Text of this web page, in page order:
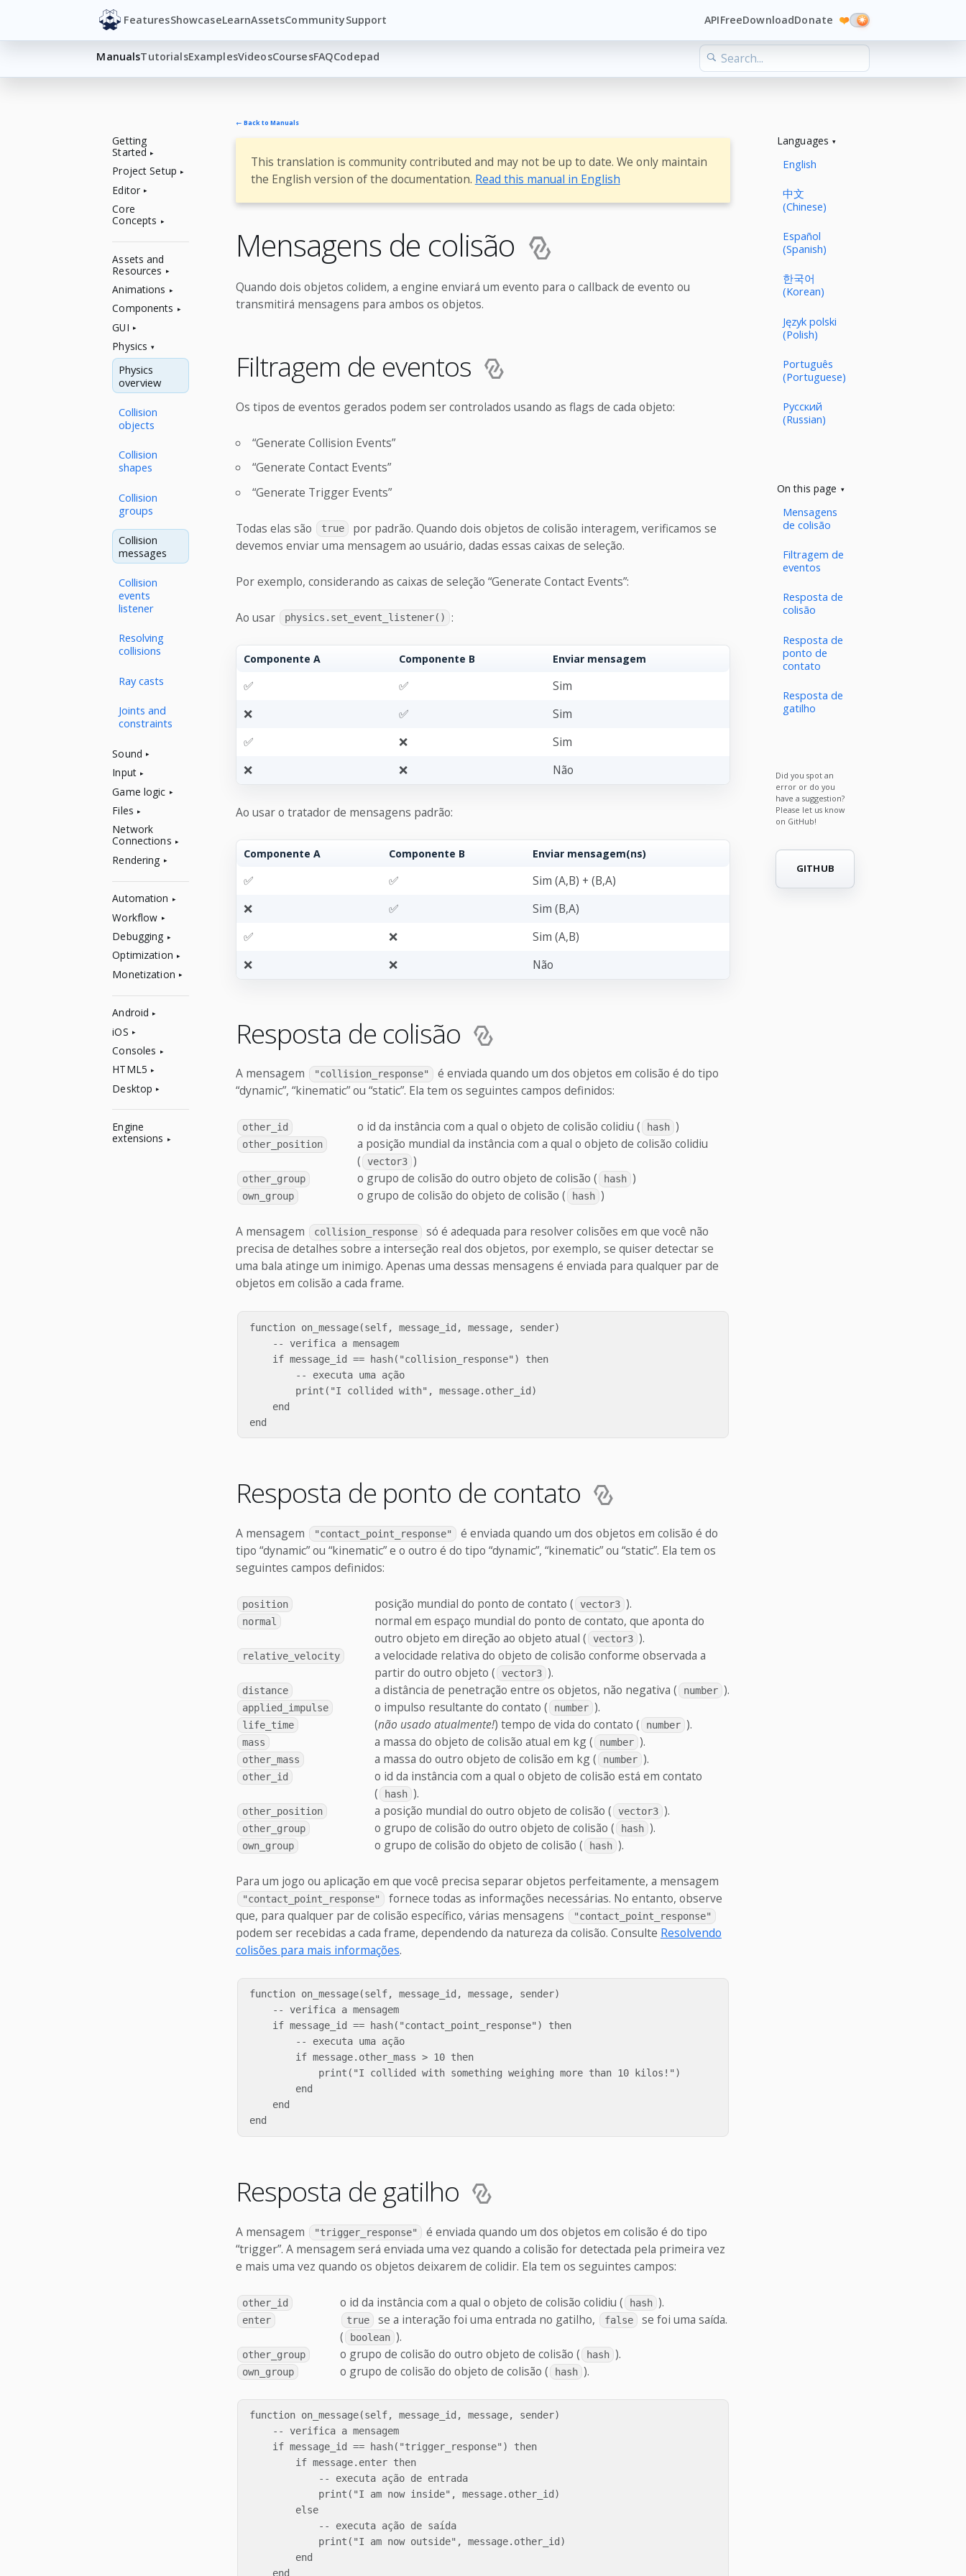
FeaturesShowcaseLearnAssetsCommunitySupport APIFreeDownloadDonate ❤️
ManualsTutorialsExamplesVideosCoursesFAQCodepad
Getting
Started
Project Setup
Editor
Core
Concepts
Assets and
Resources
Animations
Components
GUI
Physics
Physics
overview
Collision
objects
Collision
shapes
Collision
groups
Collision
messages
Collision
events
listener
Resolving
collisions
Ray casts
Joints and
constraints
Sound
Input
Game logic
Files
Network
Connections
Rendering
Automation
Workflow
Debugging
Optimization
Monetization
Android
iOS
Consoles
HTML5
Desktop
Engine
extensions
← Back to Manuals
This translation is community contributed and may not be up to date. We only maintain
the English version of the documentation. Read this manual in English
Mensagens de colisão
Quando dois objetos colidem, a engine enviará um evento para o callback de evento ou
transmitirá mensagens para ambos os objetos.
Filtragem de eventos
Os tipos de eventos gerados podem ser controlados usando as flags de cada objeto:
“Generate Collision Events”
“Generate Contact Events”
“Generate Trigger Events”
Todas elas são true
por padrão. Quando dois objetos de colisão interagem, verificamos se
devemos enviar uma mensagem ao usuário, dadas essas caixas de seleção.
Por exemplo, considerando as caixas de seleção “Generate Contact Events”:
Ao usar physics.set_event_listener() :
Componente A Componente B Enviar mensagem
✅︎ ✅︎
Sim
❌
✅︎
Sim
✅︎
❌
Sim
❌
❌ Não
Ao usar o tratador de mensagens padrão:
Componente A Componente B Enviar mensagem(ns)
✅︎ ✅︎
Sim (A,B) + (B,A)
❌
✅︎
Sim (B,A)
✅︎
❌
Sim (A,B)
❌
❌ Não
Resposta de colisão
A mensagem "collision_response"
é enviada quando um dos objetos em colisão é do tipo
“dynamic”, “kinematic” ou “static”. Ela tem os seguintes campos definidos:
other_id o id da instância com a qual o objeto de colisão colidiu ( hash )
other_position
a posição mundial da instância com a qual o objeto de colisão colidiu
(
vector3 )
other_group o grupo de colisão do outro objeto de colisão ( hash )
own_group o grupo de colisão do objeto de colisão ( hash )
A mensagem collision_response
só é adequada para resolver colisões em que você não
precisa de detalhes sobre a interseção real dos objetos, por exemplo, se quiser detectar se
uma bala atinge um inimigo. Apenas uma dessas mensagens é enviada para qualquer par de
objetos em colisão a cada frame.
function on_message(self, message_id, message, sender)
    -- verifica a mensagem
    if message_id == hash("collision_response") then
        -- executa uma ação
        print("I collided with", message.other_id)
    end
Resposta de ponto de contato
A mensagem "contact_point_response"
é enviada quando um dos objetos em colisão é do
tipo “dynamic” ou “kinematic” e o outro é do tipo “dynamic”, “kinematic” ou “static”. Ela tem os
seguintes campos definidos:
position posição mundial do ponto de contato ( vector3 ).
normal
normal em espaço mundial do ponto de contato, que aponta do
outro objeto em direção ao objeto atual (
vector3 ).
relative_velocity
a velocidade relativa do objeto de colisão conforme observada a
partir do outro objeto (
vector3 ).
distance a distância de penetração entre os objetos, não negativa ( number ).
applied_impulse o impulso resultante do contato ( number ).
life_time (não usado atualmente!) tempo de vida do contato ( number ).
mass a massa do objeto de colisão atual em kg ( number ).
other_mass a massa do outro objeto de colisão em kg ( number ).
other_id
o id da instância com a qual o objeto de colisão está em contato
(
hash ).
other_position a posição mundial do outro objeto de colisão ( vector3 ).
other_group o grupo de colisão do outro objeto de colisão ( hash ).
own_group o grupo de colisão do objeto de colisão ( hash ).
Para um jogo ou aplicação em que você precisa separar objetos perfeitamente, a mensagem
"contact_point_response"
fornece todas as informações necessárias. No entanto, observe
que, para qualquer par de colisão específico, várias mensagens
"contact_point_response"
podem ser recebidas a cada frame, dependendo da natureza da colisão. Consulte Resolvendo
colisões para mais informações.
function on_message(self, message_id, message, sender)
    -- verifica a mensagem
    if message_id == hash("contact_point_response") then
        -- executa uma ação
        if message.other_mass > 10 then
            print("I collided with something weighing more than 10 kilos!")
        end
    end
Resposta de gatilho
A mensagem "trigger_response"
é enviada quando um dos objetos em colisão é do tipo
“trigger”. A mensagem será enviada uma vez quando a colisão for detectada pela primeira vez
e mais uma vez quando os objetos deixarem de colidir. Ela tem os seguintes campos:
other_id o id da instância com a qual o objeto de colisão colidiu ( hash ).
enter true se a interação foi uma entrada no gatilho, false
se foi uma saída.
(
boolean ).
other_group o grupo de colisão do outro objeto de colisão ( hash ).
own_group o grupo de colisão do objeto de colisão ( hash ).
function on_message(self, message_id, message, sender)
    -- verifica a mensagem
    if message_id == hash("trigger_response") then
        if message.enter then
            -- executa ação de entrada
            print("I am now inside", message.other_id)
        else
            -- executa ação de saída
            print("I am now outside", message.other_id)
        end
    end
Languages
English
中文
(Chinese)
Español
(Spanish)
한국어
(Korean)
Język polski
(Polish)
Português
(Portuguese)
Русский
(Russian)
On this page
Mensagens
de colisão
Filtragem de
eventos
Resposta de
colisão
Resposta de
ponto de
contato
Resposta de
gatilho
Did you spot an
error or do you
have a suggestion?
Please let us know
on GitHub!
GITHUB